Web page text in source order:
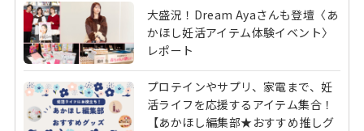
大盛況！Dream Ayaさんも登壇〈あ
かほし妊活アイテム体験イベント〉
レポート
プロテインやサプリ、家電まで、妊
活ライフを応援するアイテム集合！
【あかほし編集部★おすすめ推しグ